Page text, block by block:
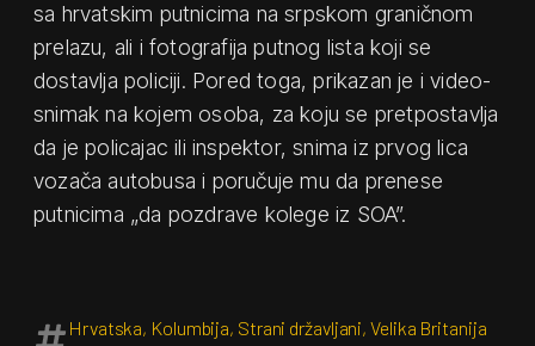
sa hrvatskim putnicima na srpskom graničnom
prelazu, ali i fotografija putnog lista koji se
dostavlja policiji. Pored toga, prikazan je i video-
snimak na kojem osoba, za koju se pretpostavlja
da je policajac ili inspektor, snima iz prvog lica
vozača autobusa i poručuje mu da prenese
putnicima „da pozdrave kolege iz SOA”.
Hrvatska, Kolumbija, Strani državljani,Velika Britanija